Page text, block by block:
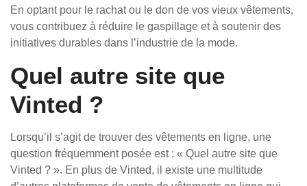
En optant pour le rachat ou le don de vos vieux vêtements,
vous contribuez à réduire le gaspillage et à soutenir des
initiatives durables dans l’industrie de la mode.
Quel autre site que
Vinted ?
Lorsqu’il s’agit de trouver des vêtements en ligne, une
question fréquemment posée est : « Quel autre site que
Vinted ? ». En plus de Vinted, il existe une multitude